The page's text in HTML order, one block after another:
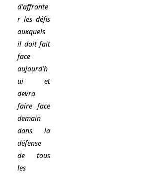
d’affronte
r les défis
auxquels
il doit fait
face
aujourd’h
ui et
devra
faire face
demain
dans la
défense
de tous
les